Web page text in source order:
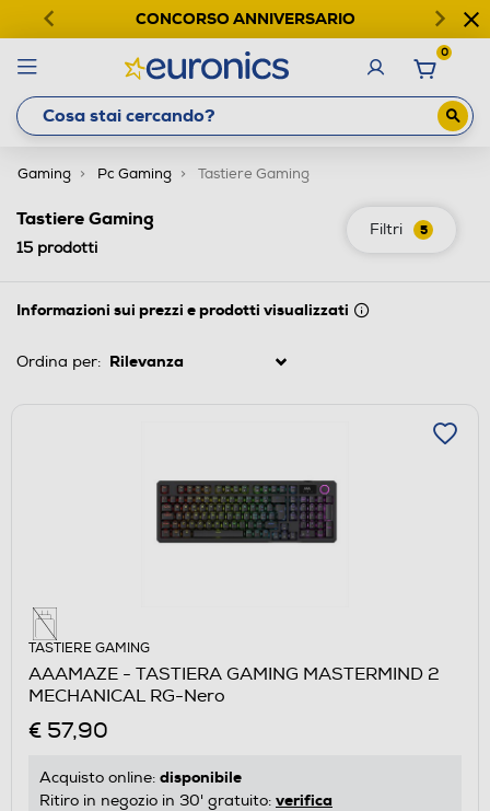
CONCORSO ANNIVERSARIO
0
Gaming Pc Gaming Tastiere Gaming
Filtri 5
Tastiere Gaming
15 prodotti
Informazioni sui prezzi e prodotti visualizzati
Ordina per:
TASTIERE GAMING
AAAMAZE - TASTIERA GAMING MASTERMIND 2
MECHANICAL RG-Nero
€ 57,90
Acquisto online: disponibile
Ritiro in negozio in 30' gratuito: verifica